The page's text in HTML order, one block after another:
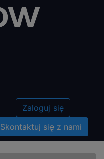
Zaloguj się
Skontaktuj się z nami